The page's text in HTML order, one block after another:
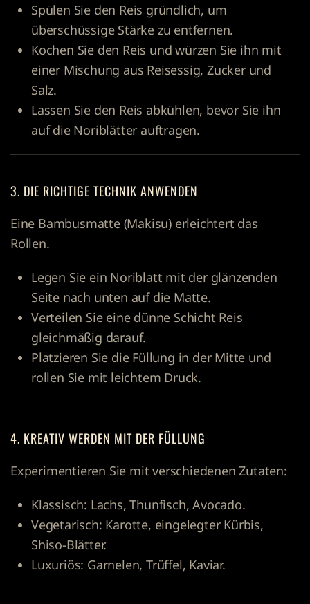
Spülen Sie den Reis gründlich, um
überschüssige Stärke zu entfernen.
Kochen Sie den Reis und würzen Sie ihn mit
einer Mischung aus Reisessig, Zucker und
Salz.
Lassen Sie den Reis abkühlen, bevor Sie ihn
auf die Noriblätter auftragen.
3. DIE RICHTIGE TECHNIK ANWENDEN
Eine Bambusmatte (Makisu) erleichtert das
Rollen.
Legen Sie ein Noriblatt mit der glänzenden
Seite nach unten auf die Matte.
Verteilen Sie eine dünne Schicht Reis
gleichmäßig darauf.
Platzieren Sie die Füllung in der Mitte und
rollen Sie mit leichtem Druck.
4. KREATIV WERDEN MIT DER FÜLLUNG
Experimentieren Sie mit verschiedenen Zutaten:
Klassisch: Lachs, Thunfisch, Avocado.
Vegetarisch: Karotte, eingelegter Kürbis,
Shiso-Blätter.
Luxuriös: Garnelen, Trüffel, Kaviar.